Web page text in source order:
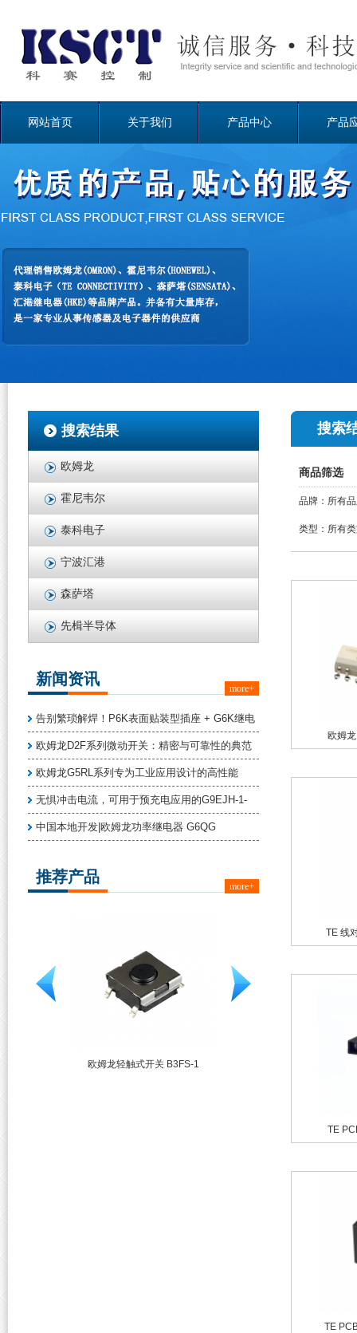
网站首页 关于我们 产品中心 产品
搜索结果
欧姆龙
霍尼韦尔
泰科电子
宁波汇港
森萨塔
先楫半导体
新闻资讯
more+
告别繁琐解焊！P6K表面贴装型插座 + G6K继电
欧姆龙D2F系列微动开关：精密与可靠性的典范
欧姆龙G5RL系列专为工业应用设计的高性能
无惧冲击电流，可用于预充电应用的G9EJH-1-
中国本地开发|欧姆龙功率继电器 G6QG
推荐产品
more+
欧姆龙轻触式开关 B3FS-1
搜索
商品筛选
品牌： 所有
类型： 所有
欧姆
TE 线
TE
TE